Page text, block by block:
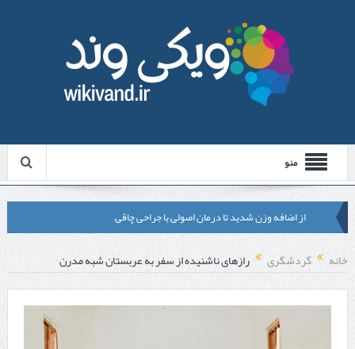
منو
از اضافه وزن شدید تا درمان اصولی با جراحی چاقی
لیزر موهای زائد شاتی یا رولی؟ مقایسه لیزرهای واقعی با شبه‌ لیزر در
مشهد
قبل از تماس با تعمیرکار ماشین ظرفشویی وستینگهاوس این موارد را
بررسی کنید
خانه گردشگری رازهای ناشنیده از سفر به عربستان شبه مدرن